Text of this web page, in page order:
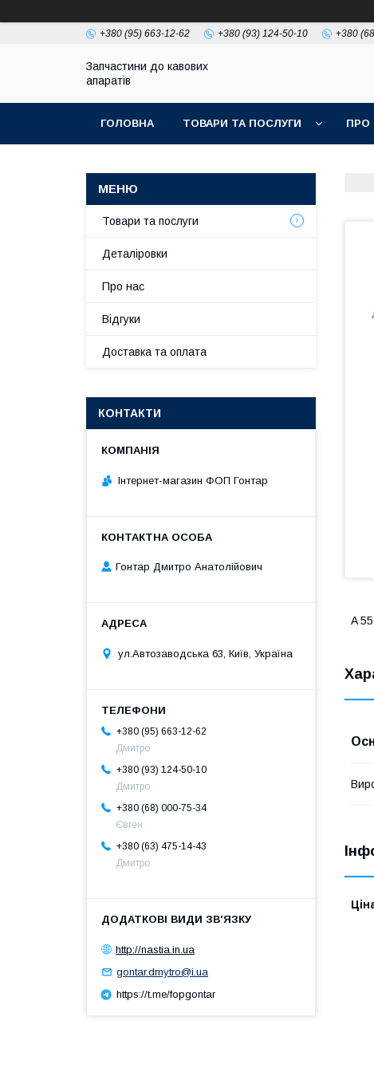
+380 (95) 663-12-62 +380 (93) 124-50-10 +380
Запчастини до кавових
апаратів
ГОЛОВНА ТОВАРИ ТА ПОСЛУГИ ПРО
A
Товари та послуги
Деталіровки
Про нас
Відгуки
Доставка та оплата
КОНТАКТИ
Інтернет-магазин ФОП Гонтар
Гонтар Дмитро Анатолійович
ул.Автозаводська 63, Київ, Україна
+380 (95) 663-12-62
Дмитро
+380 (93) 124-50-10
Дмитро
+380 (68) 000-75-34
Євген
+380 (63) 475-14-43
Дмитро
http://nastia.in.ua
gontar.dmytro@i.ua
https://t.me/fopgontar